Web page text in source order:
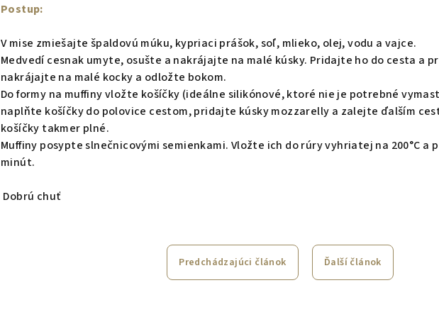
Postup:
V mise zmiešajte špaldovú múku, kypriaci prášok, soľ, mlieko, olej, vodu a vajce.
Medvedí cesnak umyte, osušte a nakrájajte na malé kúsky. Pridajte ho do cesta a
nakrájajte na malé kocky a odložte bokom.
Do formy na muffiny vložte košíčky (ideálne silikónové, ktoré nie je potrebné
naplňte košíčky do polovice cestom, pridajte kúsky mozzarelly a zalejte ďalším
košíčky takmer plné.
Muffiny posypte slnečnicovými semienkami. Vložte ich do rúry vyhriatej na 200°C a
minút.
Dobrú chuť
Predchádzajúci článok Ďalší článok